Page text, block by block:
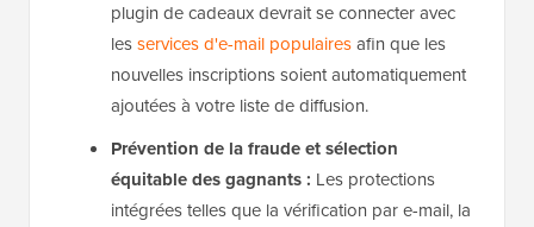
plugin de cadeaux devrait se connecter avec
lesservices d'e-mail populairesafin que les
nouvelles inscriptions soient automatiquement
ajoutées à votre liste de diffusion.
Prévention de la fraude et sélection
équitable des gagnants : Les protections
intégrées telles que la vérification par e-mail, la